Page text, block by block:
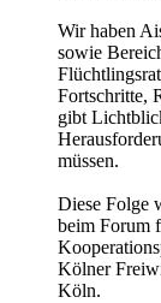
Wir haben
sowie
Fortschritte,
gibt
müssen.
Diese Folge
beim Forum
Kölner
Köln.